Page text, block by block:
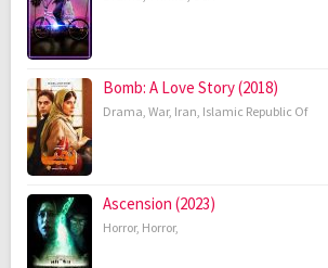
Bomb: A Love Story (2018)
Drama War, Iran Islamic Republic Of
Ascension (2023)
Horror, Horror,